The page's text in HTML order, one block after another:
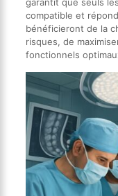
compatible et
bénéficieront de la
risques, de
fonctionnels